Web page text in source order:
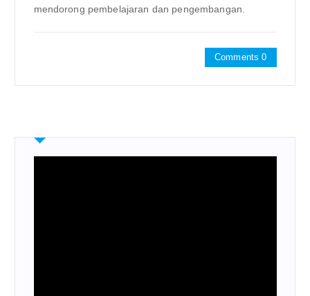
mendorong pembelajaran dan pengembangan.
Comments 0